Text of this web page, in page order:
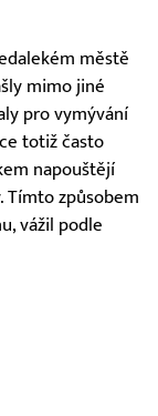
městě
mimo jiné
pro vymývání
totiž často
napouštějí
Tímto způsobem
vážil podle